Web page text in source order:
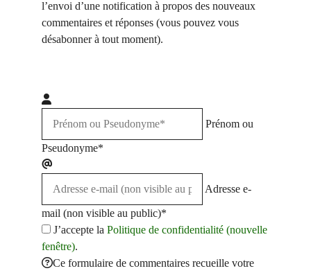
l’envoi d’une notification à propos des nouveaux
commentaires et réponses (vous pouvez vous
désabonner à tout moment).
Prénom ou
Pseudonyme*
Adresse e-
mail (non visible au public)*
J’accepte la Politique de confidentialité (nouvelle
fenêtre).
Ce formulaire de commentaires recueille votre